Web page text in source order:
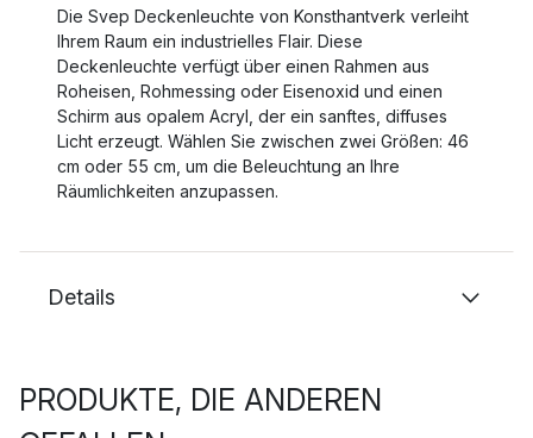
Die Svep Deckenleuchte von Konsthantverk verleiht
Ihrem Raum ein industrielles Flair. Diese
Deckenleuchte verfügt über einen Rahmen aus
Roheisen, Rohmessing oder Eisenoxid und einen
Schirm aus opalem Acryl, der ein sanftes, diffuses
Licht erzeugt. Wählen Sie zwischen zwei Größen: 46
cm oder 55 cm, um die Beleuchtung an Ihre
Räumlichkeiten anzupassen.
Details
PRODUKTE, DIE ANDEREN